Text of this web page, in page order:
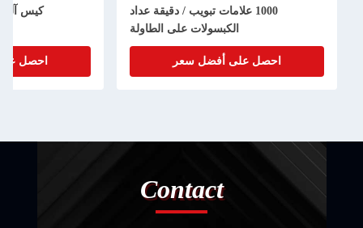
1000 علامات تبويب / دقيقة عداد
الكبسولات على الطاولة
احصل على أفضل سعر
كيس آلة
احصل
Contact